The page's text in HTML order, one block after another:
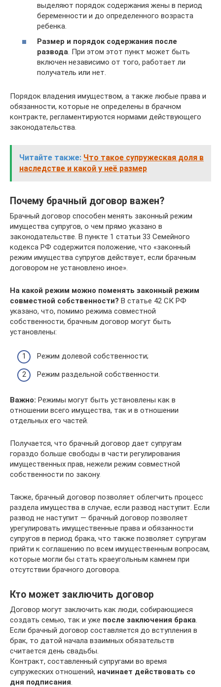
выделяют порядок содержания жены в период
беременности и до определенного возраста
ребенка.
Размер и порядок содержания после
развода. При этом этот пункт может быть
включен независимо от того, работает ли
получатель или нет.
Порядок владения имуществом, а также любые права и
обязанности, которые не определены в брачном
контракте, регламентируются нормами действующего
законодательства.
Читайте также: Что такое супружеская доля в
наследстве и какой у неё размер
Почему брачный договор важен?
Брачный договор способен менять законный режим
имущества супругов, о чем прямо указано в
законодательстве. В пункте 1 статьи 33 Семейного
кодекса РФ содержится положение, что «законный
режим имущества супругов действует, если брачным
договором не установлено иное».
На какой режим можно поменять законный режим
совместной собственности? В статье 42 СК РФ
указано, что, помимо режима совместной
собственности, брачным договор могут быть
установлены:
Режим долевой собственности;
Режим раздельной собственности.
Важно: Режимы могут быть установлены как в
отношении всего имущества, так и в отношении
отдельных его частей.
Получается, что брачный договор дает супругам
гораздо больше свободы в части регулирования
имущественных прав, нежели режим совместной
собственности по закону.
Также, брачный договор позволяет облегчить процесс
раздела имущества в случае, если развод наступит. Если
развод не наступит — брачный договор позволяет
урегулировать имущественные права и обязанности
супругов в период брака, что также позволяет супругам
прийти к соглашению по всем имущественным вопросам,
которые могли бы стать краеугольным камнем при
отсутствии брачного договора.
Кто может заключить договор
Договор могут заключить как люди, собирающиеся
создать семью, так и уже после заключения брака.
Если брачный договор составляется до вступления в
брак, то датой начала взаимных обязательств
считается день свадьбы.
Контракт, составленный супругами во время
супружеских отношений, начинает действовать со
дня подписания.